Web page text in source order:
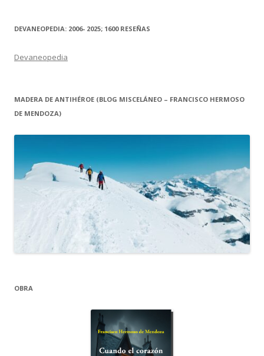
DEVANEOPEDIA: 2006- 2025; 1600 RESEÑAS
Devaneopedia
MADERA DE ANTIHÉROE (BLOG MISCELÁNEO – FRANCISCO HERMOSO
DE MENDOZA)
OBRA